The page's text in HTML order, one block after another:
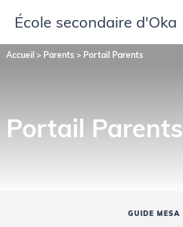
École secondaire d'Oka
Accueil> Parents> Portail Parents
Portail Parents
GUIDE MESA